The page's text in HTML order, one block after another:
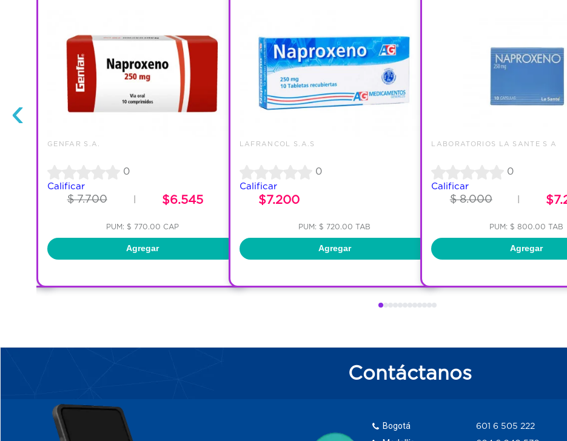
‹
GENFAR S.A.
0
Calificar
$ 7.700 $6.545
PUM: $ 770.00 CAP
Agregar
LAFRANCOL S.A.S
0
Calificar
$7.200
PUM: $ 720.00 TAB
Agregar
LABORATORIOS LA SANTE S A
0
Calificar
$ 8.000
PUM: $ 800.00 TAB
Agregar
Contáctanos
Bogotá
601 6 505 222